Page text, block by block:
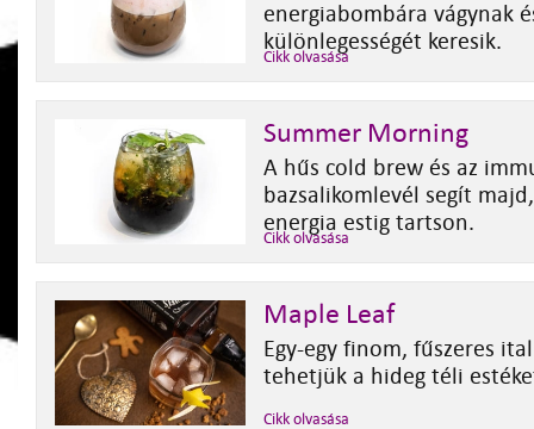
energiabombára vágynak
különlegességét keresik.
Cikk olvasása
Summer Morning
A hűs cold brew és az
bazsalikomlevél segít
energia estig tartson.
Cikk olvasása
Maple Leaf
Egy-egy finom, fűszeres
tehetjük a hideg téli
Cikk olvasása